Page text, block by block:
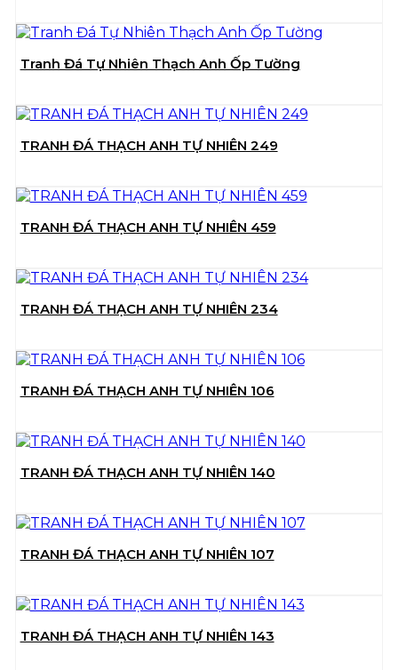
Tranh Đá Tự Nhiên Thạch Anh Ốp Tường
TRANH ĐÁ THẠCH ANH TỰ NHIÊN 249
TRANH ĐÁ THẠCH ANH TỰ NHIÊN 459
TRANH ĐÁ THẠCH ANH TỰ NHIÊN 234
TRANH ĐÁ THẠCH ANH TỰ NHIÊN 106
TRANH ĐÁ THẠCH ANH TỰ NHIÊN 140
TRANH ĐÁ THẠCH ANH TỰ NHIÊN 107
TRANH ĐÁ THẠCH ANH TỰ NHIÊN 143